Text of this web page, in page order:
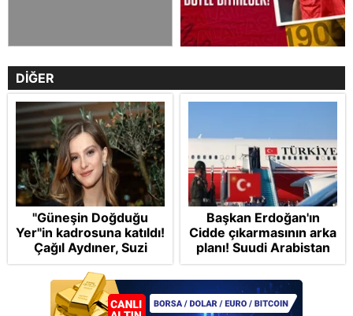
DİĞER
"Güneşin Doğduğu
Yer"in kadrosuna katıldı!
Çağıl Aydıner, Suzi
karakteriyle geliyor
Başkan Erdoğan'ın
Cidde çıkarmasının arka
planı! Suudi Arabistan
ve Pakistan'la üçlü ortak
savunma anlaşması:
"Islamic NATO"
manşetleri